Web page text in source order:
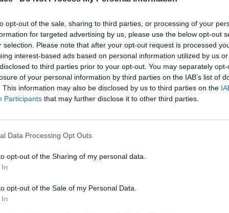
opt-out of the sale, sharing to third parties, or processing of your
for targeted advertising by us, please use the below opt-out
selection. Please note that after your opt-out request is processed
interest-based ads based on personal information utilized by us
to third parties prior to your opt-out. You may separately
of your personal information by third parties on the IAB’s list of
This information may also be disclosed by us to third parties on the
Participants that may further disclose it to other third parties.
Data Processing Opt Outs
opt-out of the Sharing of my personal data.
opt-out of the Sale of my Personal Data.
αυτό που αγαπάει. Περισσότερα στο
https://baladiskoumpouras.link/
Tags:Nokia 7 PlusXiaomi Mi A2
No comments
Αφήστε μια απάντηση